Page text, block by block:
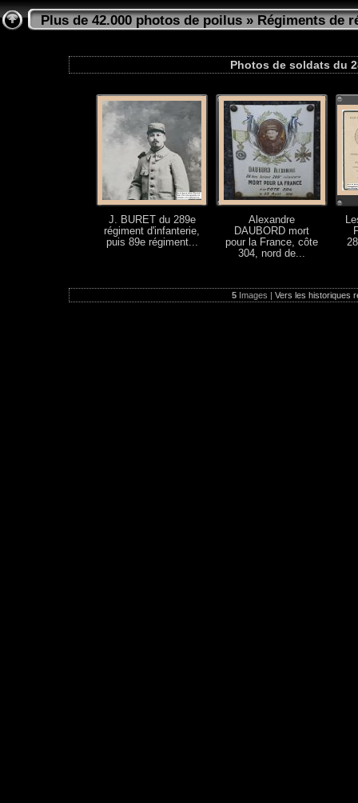
Plus de 42.000 photos de poilus»Régiments de
Photos de soldats du
J. BURET du 289e
régiment d'infanterie,
puis 89e régiment...
Alexandre
DAUBORD mort
pour la France, côte
304, nord de...
5Images | Vers les historiques